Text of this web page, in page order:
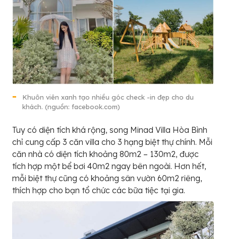
Khuôn viên xanh tạo nhiều góc check -in đẹp cho du
khách. (nguồn: facebook.com)
Tuy có diện tích khá rộng, song Minad Villa Hòa Bình
chỉ cung cấp 3 căn villa cho 3 hạng biệt thự chính. Mỗi
căn nhà có diện tích khoảng 80m2 – 130m2, được
tích hợp một bể bơi 40m2 ngay bên ngoài. Hơn hết,
mỗi biệt thự cũng có khoảng sân vườn 60m2 riêng,
thích hợp cho bạn tổ chức các bữa tiệc tại gia.